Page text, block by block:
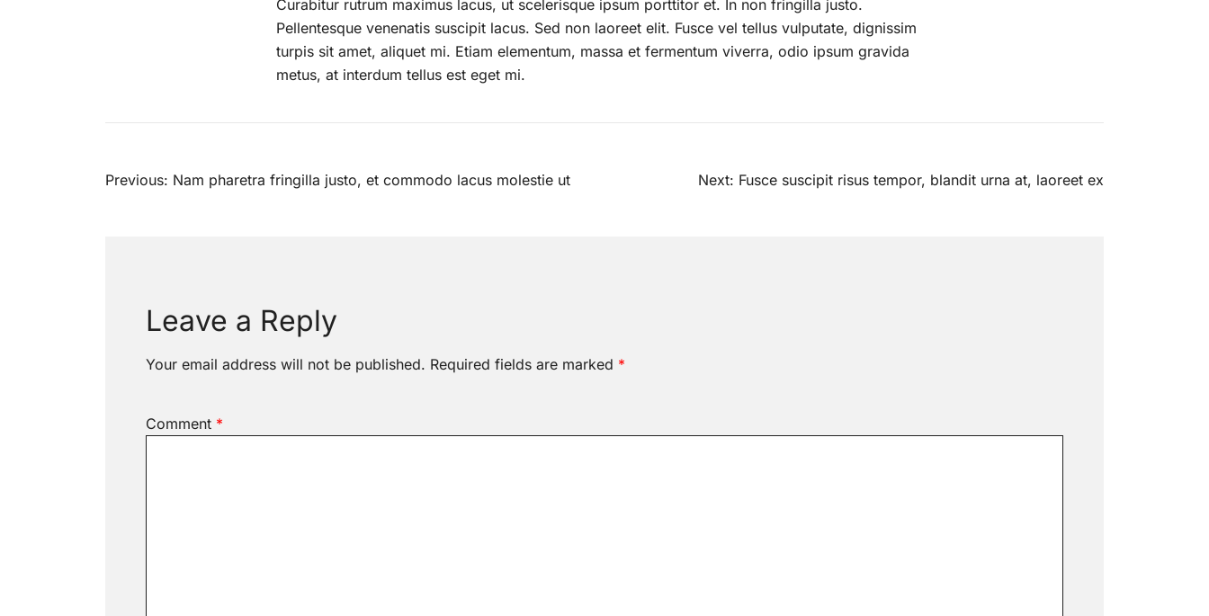
Curabitur rutrum maximus lacus, ut scelerisque ipsum porttitor et. In non fringilla justo.
Pellentesque venenatis suscipit lacus. Sed non laoreet elit. Fusce vel tellus vulputate, dignissim
turpis sit amet, aliquet mi. Etiam elementum, massa et fermentum viverra, odio ipsum gravida
metus, at interdum tellus est eget mi.
Post
Previous: Nam pharetra fringilla justo, et commodo lacus molestie ut Next: Fusce suscipit risus tempor, blandit urna at, laoreet ex
Leave a Reply
Your email address will not be published. Required fields are marked *
Comment *